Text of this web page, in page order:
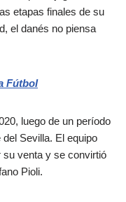
etapas finales de su
el danés no piensa
Fútbol
luego de un período
Sevilla. El equipo
su venta y se convirtió
Pioli.